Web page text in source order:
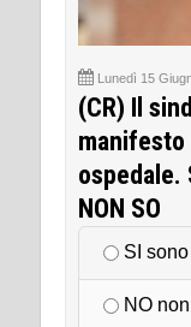
Lunedì 15
(CR) Il
manifesto
ospedale.
NON SO
SI
NO